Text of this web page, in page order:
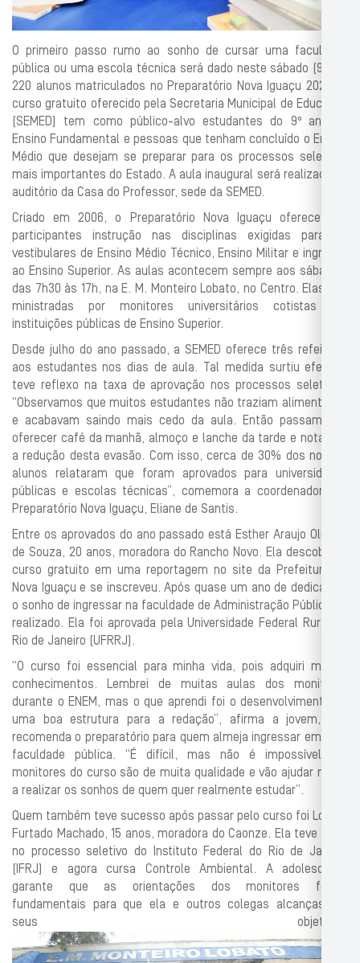
O primeiro passo rumo ao sonho de cursar uma faculdade
pública ou uma escola técnica será dado neste sábado (9) por
220 alunos matriculados no Preparatório Nova Iguaçu 2024. O
curso gratuito oferecido pela Secretaria Municipal de Educação
(SEMED) tem como público-alvo estudantes do 9º ano do
Ensino Fundamental e pessoas que tenham concluído o Ensino
Médio que desejam se preparar para os processos seletivos
mais importantes do Estado. A aula inaugural será realizada no
auditório da Casa do Professor, sede da SEMED.
Criado em 2006, o Preparatório Nova Iguaçu oferece aos
participantes instrução nas disciplinas exigidas para os
vestibulares de Ensino Médio Técnico, Ensino Militar e ingresso
ao Ensino Superior. As aulas acontecem sempre aos sábados,
das 7h30 às 17h, na E. M. Monteiro Lobato, no Centro. Elas são
ministradas por monitores universitários cotistas em
instituições públicas de Ensino Superior.
Desde julho do ano passado, a SEMED oferece três refeições
aos estudantes nos dias de aula. Tal medida surtiu efeito e
teve reflexo na taxa de aprovação nos processos seletivos.
“Observamos que muitos estudantes não traziam alimentação
e acabavam saindo mais cedo da aula. Então passamos a
oferecer café da manhã, almoço e lanche da tarde e notamos
a redução desta evasão. Com isso, cerca de 30% dos nossos
alunos relataram que foram aprovados para universidades
públicas e escolas técnicas”, comemora a coordenadora do
Preparatório Nova Iguaçu, Eliane de Santis.
Entre os aprovados do ano passado está Esther Araujo Oliveira
de Souza, 20 anos, moradora do Rancho Novo. Ela descobriu o
curso gratuito em uma reportagem no site da Prefeitura de
Nova Iguaçu e se inscreveu. Após quase um ano de dedicação,
o sonho de ingressar na faculdade de Administração Pública foi
realizado. Ela foi aprovada pela Universidade Federal Rural do
Rio de Janeiro (UFRRJ).
“O curso foi essencial para minha vida, pois adquiri muitos
conhecimentos. Lembrei de muitas aulas dos monitores
durante o ENEM, mas o que aprendi foi o desenvolvimento de
uma boa estrutura para a redação”, afirma a jovem, que
recomenda o preparatório para quem almeja ingressar em uma
faculdade pública. “É difícil, mas não é impossível. Os
monitores do curso são de muita qualidade e vão ajudar muito
a realizar os sonhos de quem quer realmente estudar”.
Quem também teve sucesso após passar pelo curso foi Lorena
Furtado Machado, 15 anos, moradora do Caonze. Ela teve êxito
no processo seletivo do Instituto Federal do Rio de Janeiro
(IFRJ) e agora cursa Controle Ambiental. A adolescente
garante que as orientações dos monitores foram
fundamentais para que ela e outros colegas alcançassem
seus objetivos.